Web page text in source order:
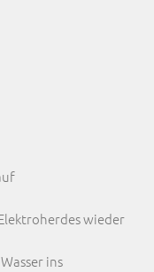
wieder
ins